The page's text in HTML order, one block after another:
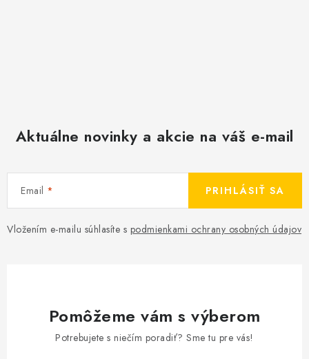
Aktuálne novinky a akcie na váš e-mail
Email
Vložením e-mailu súhlasíte s podmienkami ochrany osobných údajov
PRIHLÁSIŤ SA
Pomôžeme vám s výberom
Potrebujete s niečím poradiť? Sme tu pre vás!